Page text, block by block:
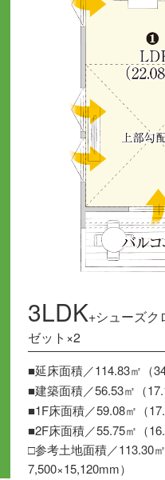
3LDK+シューズク
ゼット×2
■延床面積／114.83㎡（
■建築面積／56.53㎡（
■1F床面積／59.08㎡（
■2F床面積／55.75㎡（
□参考土地面積／113.30
7,500×15,120mm）